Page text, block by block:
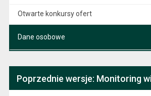
Otwarte konkursy ofert
Dane osobowe
Poprzednie wersje: Monitoring